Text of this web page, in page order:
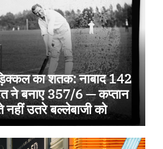
का शतक: नाबाद 142
ने बनाए 357/6 — कप्तान
उतरे बल्लेबाजी को